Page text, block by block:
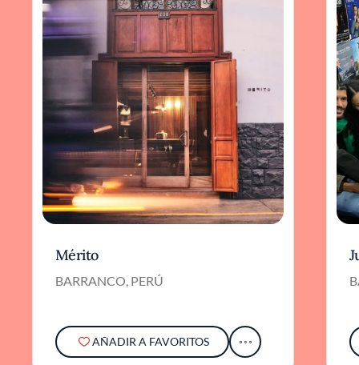
Mérito
BARRANCO, PERÚ
AÑADIR A FAVORITOS